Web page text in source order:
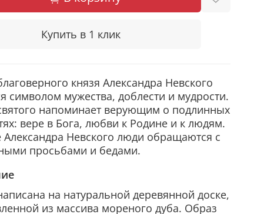
Купить в 1 клик
князя Александра Невского
символом мужества, доблести и мудрости.
напоминает верующим о подлинных
вере в Бога, любви к Родине и к людям.
Александра Невского люди обращаются с
просьбами и бедами.
на натуральной деревянной доске,
из массива мореного дуба. Образ